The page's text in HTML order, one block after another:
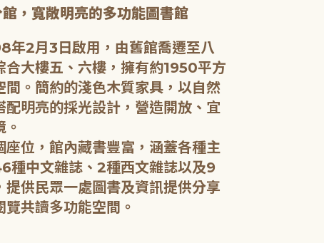
館，寬敞明亮的多功能圖書館
年2月3日啟用，由舊館喬遷至八
合大樓五、六樓，擁有約1950平方
間。簡約的淺色木質家具，以自然
配明亮的採光設計，營造開放、宜
位，館內藏書豐富，涵蓋各種主
種中文雜誌、2種西文雜誌以及9
提供民眾一處圖書及資訊提供分享